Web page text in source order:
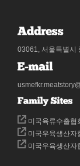
03061, 서울특별시
미국육류수출협
미국우육생산자
미국우육생산자